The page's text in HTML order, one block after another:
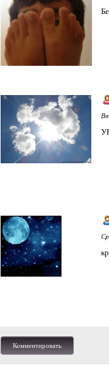
Комментировать